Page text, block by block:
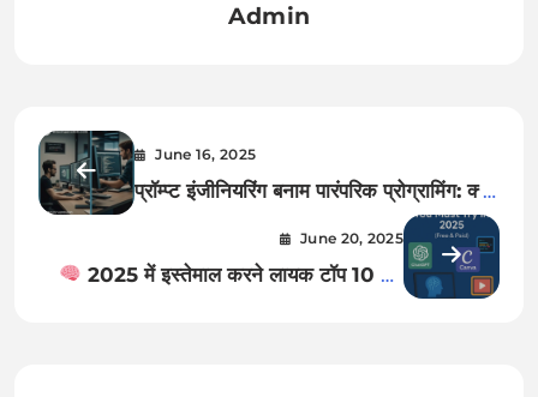
Admin
June 16, 2025
प्रॉम्प्ट इंजीनियरिंग बनाम पारंपरिक प्रोग्रामिंग: क्या
June 20, 2025
2025 में इस्तेमाल करने लायक टॉप 10 AI